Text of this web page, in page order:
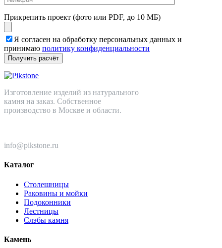
Прикрепить проект (фото или PDF, до 10 МБ)
Я согласен на обработку персональных данных и
принимаю политику конфиденциальности
Изготовление изделий из натурального
камня на заказ. Собственное
производство в Москве и области.
info@pikstone.ru
Каталог
Столешницы
Раковины и мойки
Подоконники
Лестницы
Слэбы камня
Камень